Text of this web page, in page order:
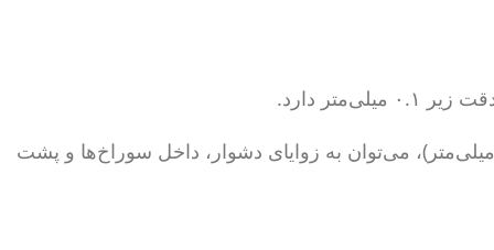
(برخلاف تیگ که ۲-۴ میلی‌متر)، می‌توان به زوایای دشوار، داخل سوراخ‌ها و پشت